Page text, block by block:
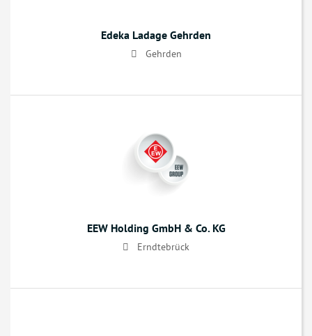
Edeka Ladage Gehrden
Gehrden
EEW Holding GmbH & Co. KG
Erndtebrück